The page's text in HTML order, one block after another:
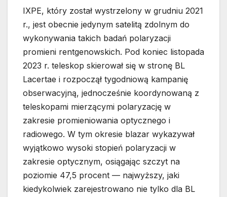
IXPE, który został wystrzelony w grudniu 2021
r., jest obecnie jedynym satelitą zdolnym do
wykonywania takich badań polaryzacji
promieni rentgenowskich. Pod koniec listopada
2023 r. teleskop skierował się w stronę BL
Lacertae i rozpoczął tygodniową kampanię
obserwacyjną, jednocześnie koordynowaną z
teleskopami mierzącymi polaryzację w
zakresie promieniowania optycznego i
radiowego. W tym okresie blazar wykazywał
wyjątkowo wysoki stopień polaryzacji w
zakresie optycznym, osiągając szczyt na
poziomie 47,5 procent — najwyższy, jaki
kiedykolwiek zarejestrowano nie tylko dla BL